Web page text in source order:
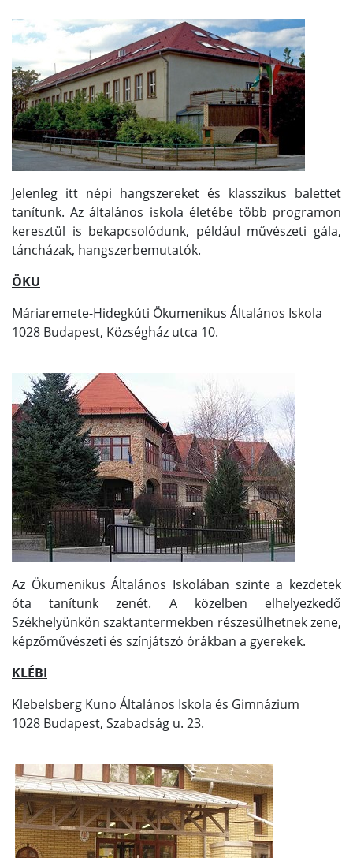
Jelenleg itt népi hangszereket és klasszikus balettet
tanítunk. Az általános iskola életébe több programon
keresztül is bekapcsolódunk, például művészeti gála,
táncházak, hangszerbemutatók.
ÖKU
Máriaremete-Hidegkúti Ökumenikus Általános Iskola
1028 Budapest, Községház utca 10.
Az Ökumenikus Általános Iskolában szinte a kezdetek
óta tanítunk zenét. A közelben elhelyezkedő
Székhelyünkön szaktantermekben részesülhetnek zene,
képzőművészeti és színjátszó órákban a gyerekek.
KLÉBI
Klebelsberg Kuno Általános Iskola és Gimnázium
1028 Budapest, Szabadság u. 23.